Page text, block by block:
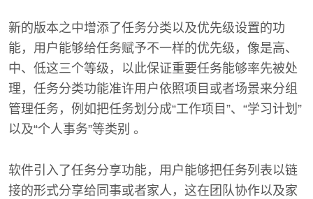
新的版本之中增添了任务分类以及优先级设置的功
能，用户能够给任务赋予不一样的优先级，像是高、
中、低这三个等级，以此保证重要任务能够率先被处
理，任务分类功能准许用户依照项目或者场景来分组
管理任务，例如把任务划分成“工作项目”、“学习计划”
以及“个人事务”等类别 。
软件引入了任务分享功能，用户能够把任务列表以链
接的形式分享给同事或者家人，这在团队协作以及家